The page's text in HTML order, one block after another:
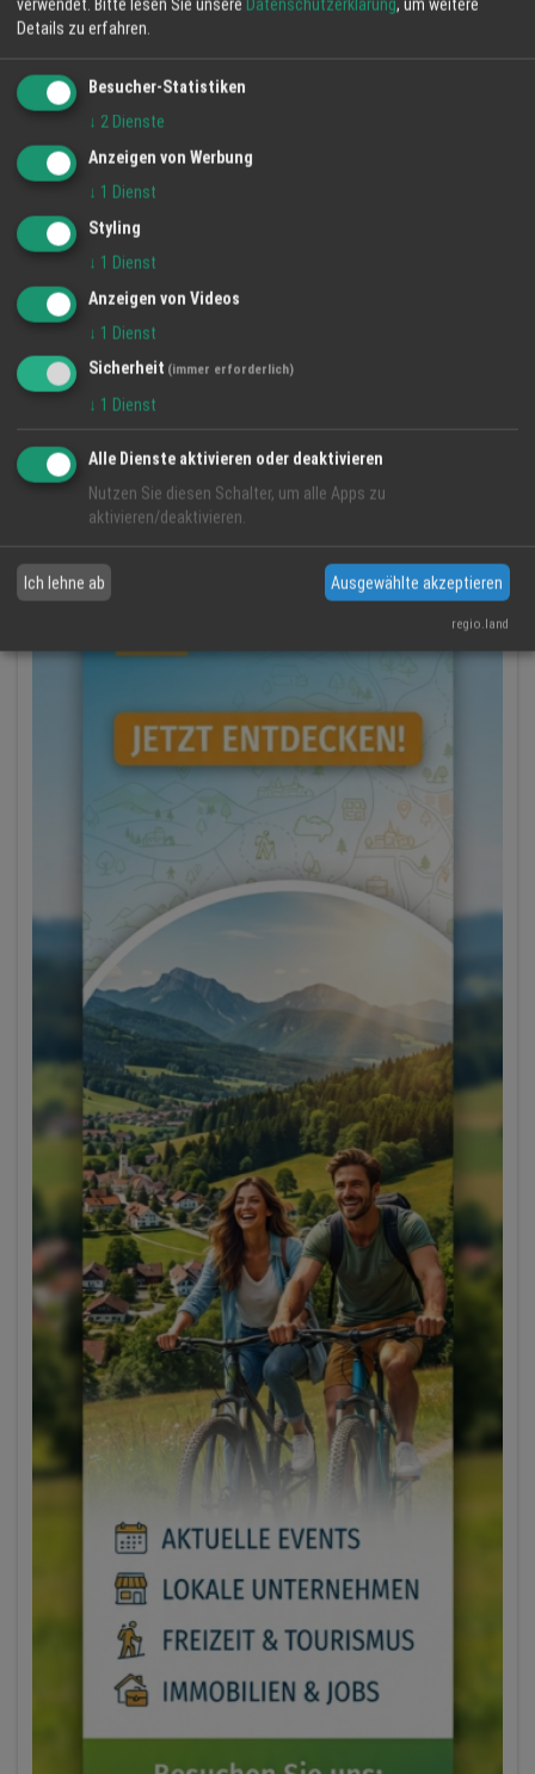
Regio München - jetzt auch im Kino
verwendet. Bitte lesen Sie unsere Datenschutzerklärung, um weitere
Details zu erfahren.
Besucher-Statistiken
↓ 2 Dienste
Anzeigen von Werbung
↓ 1 Dienst
Styling
↓ 1 Dienst
Anzeigen von Videos
↓ 1 Dienst
Sicherheit (immer erforderlich)
↓ 1 Dienst
Alle Dienste aktivieren oder deaktivieren
Nutzen Sie diesen Schalter, um alle Apps zu
aktivieren/deaktivieren.
Ich lehne ab Ausgewählte akzeptieren
regio.land